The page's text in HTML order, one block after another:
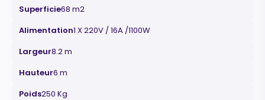
Superficie68 m2
Alimentation1 X 220V / 16A /1100W
Largeur8.2 m
Hauteur6 m
Poids250 Kg